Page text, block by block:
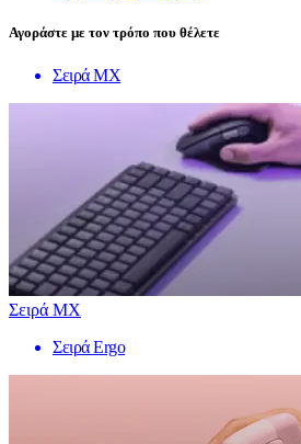
Αγοράστε με τον τρόπο που θέλετε
Σειρά MX
Σειρά MX
Σειρά Ergo